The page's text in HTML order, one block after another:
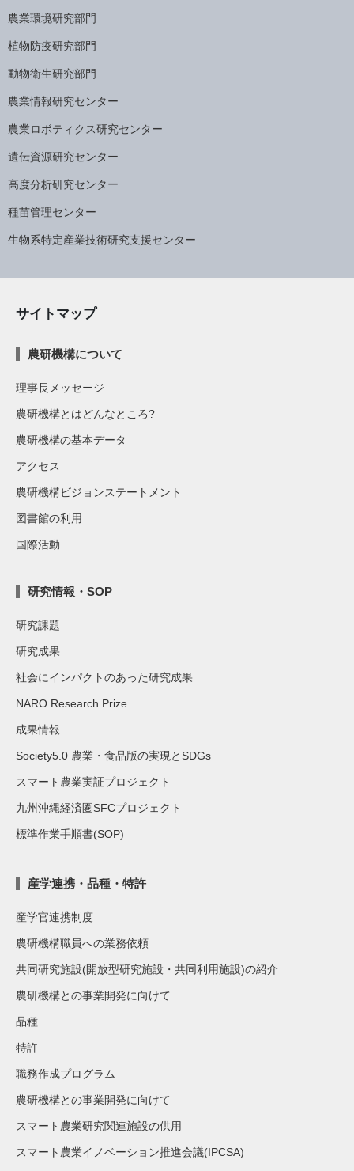
農業環境研究部門
植物防疫研究部門
動物衛生研究部門
農業情報研究センター
農業ロボティクス研究センター
遺伝資源研究センター
高度分析研究センター
種苗管理センター
生物系特定産業技術研究支援センター
サイトマップ
農研機構について
理事長メッセージ
農研機構とはどんなところ?
農研機構の基本データ
アクセス
農研機構ビジョンステートメント
図書館の利用
国際活動
研究情報・SOP
研究課題
研究成果
社会にインパクトのあった研究成果
NARO Research Prize
成果情報
Society5.0 農業・食品版の実現とSDGs
スマート農業実証プロジェクト
九州沖縄経済圏SFCプロジェクト
標準作業手順書(SOP)
産学連携・品種・特許
産学官連携制度
農研機構職員への業務依頼
共同研究施設(開放型研究施設・共同利用施設)の紹介
農研機構との事業開発に向けて
品種
特許
職務作成プログラム
農研機構との事業開発に向けて
スマート農業研究関連施設の供用
スマート農業イノベーション推進会議(IPCSA)